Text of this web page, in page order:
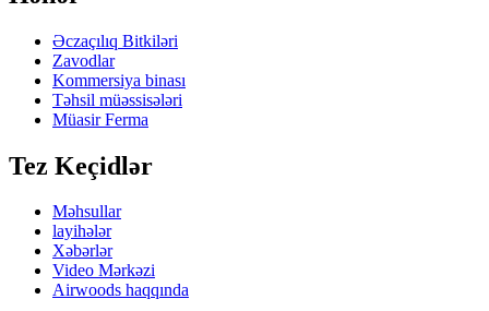
Əczaçılıq Bitkiləri
Zavodlar
Kommersiya binası
Təhsil müəssisələri
Müasir Ferma
Tez Keçidlər
Məhsullar
layihələr
Xəbərlər
Video Mərkəzi
Airwoods haqqında